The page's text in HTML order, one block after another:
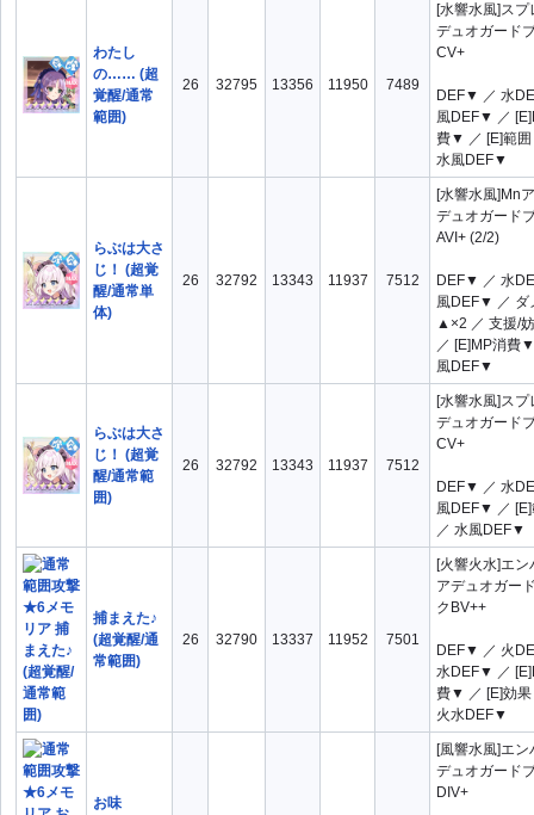
わたし
の…… (超
覚醒/通常
範囲)
26 32795 13356 11950 7489
[水響水風]スプ
デュオガード
CV+
DEF▼ ／ 水
風DEF▼ ／
費▼ ／ [E]範
水風DEF▼
らぶは大さ
じ！ (超覚
醒/通常単
体)
26 32792 13343 11937 7512
[水響水風]Mn
デュオガード
AVI+ (2/2)
DEF▼ ／ 水
風DEF▼ ／ ダ
▲×2 ／ 支援/
／ [E]MP消費
風DEF▼
らぶは大さ
じ！ (超覚
醒/通常範
囲)
26 32792 13343 11937 7512
[水響水風]スプ
デュオガード
CV+
DEF▼ ／ 水
風DEF▼ ／
／ 水風DEF▼
捕まえた♪
(超覚醒/通
常範囲)
26 32790 13337 11952 7501
[火響火水]エン
アデュオガー
クBV++
DEF▼ ／ 火
水DEF▼ ／
費▼ ／ [E]効
火水DEF▼
お味
[風響水風]エン
デュオガード
DIV+